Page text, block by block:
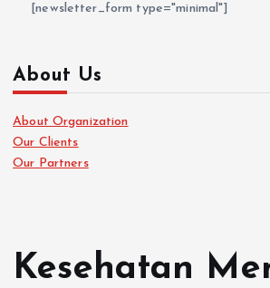
[newsletter_form type="minimal"]
About Us
About Organization
Our Clients
Our Partners
Kesehatan